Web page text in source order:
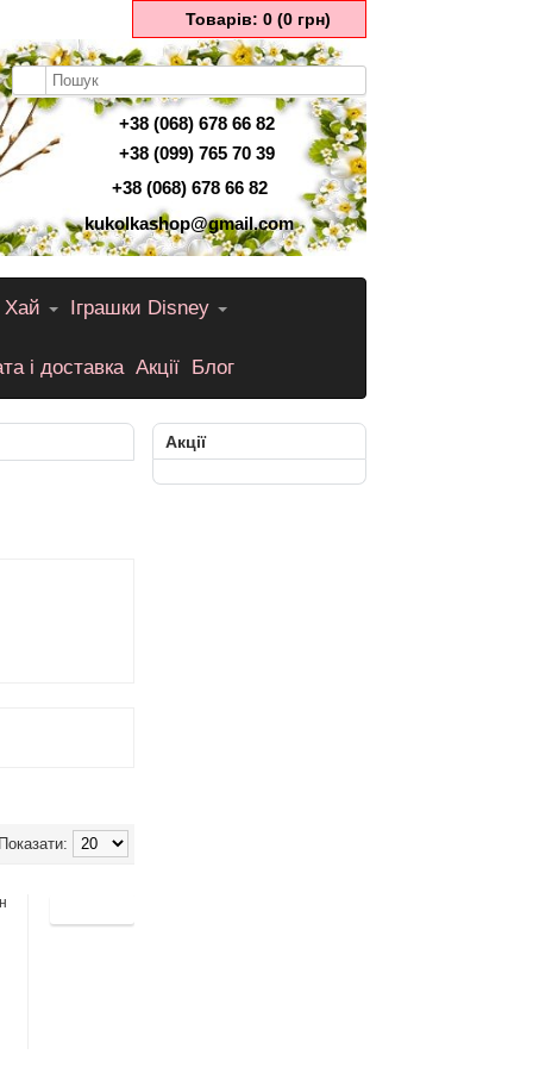
Товарів: 0 (0 грн)
+38 (068) 678 66 82
+38 (099) 765 70 39
+38 (068) 678 66 82
kukolkashop@gmail.com
Хай Іграшки Disney
і доставка Акції Блог
Акції